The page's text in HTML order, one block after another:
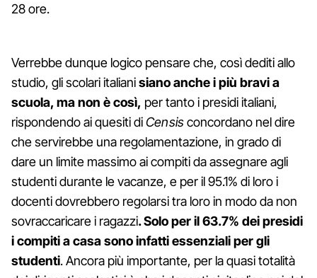
28 ore.
Verrebbe dunque logico pensare che, così dediti allo
studio, gli scolari italianisiano anche i più bravi a
scuola, ma non è così, per tanto i presidi italiani,
rispondendo ai quesiti diCensisconcordano nel dire
che servirebbe una regolamentazione, in grado di
dare un limite massimo ai compiti da assegnare agli
studenti durante le vacanze, e per il 95.1% di loro i
docenti dovrebbero regolarsi tra loro in modo da non
sovraccaricare i ragazzi. Solo per il 63.7% dei presidi
i compiti a casa sono infatti essenziali per gli
studenti. Ancora più importante, per la quasi totalità